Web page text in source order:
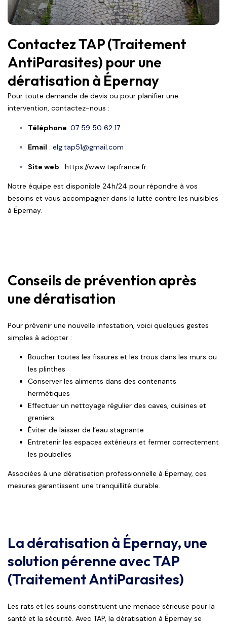
Contactez TAP (Traitement
AntiParasites) pour une
dératisation à Épernay
Pour toute demande de devis ou pour planifier une
intervention, contactez-nous :
Téléphone :07 59 50 62 17
Email : elg.tap51@gmail.com
Site web : https://www.tapfrance.fr
Notre équipe est disponible 24h/24 pour répondre à vos
besoins et vous accompagner dans la lutte contre les nuisibles
à Épernay.
Conseils de prévention après
une dératisation
Pour prévenir une nouvelle infestation, voici quelques gestes
simples à adopter :
Boucher toutes les fissures et les trous dans les murs ou
les plinthes
Conserver les aliments dans des contenants
hermétiques
Effectuer un nettoyage régulier des caves, cuisines et
greniers
Éviter de laisser de l’eau stagnante
Entretenir les espaces extérieurs et fermer correctement
les poubelles
Associées à une dératisation professionnelle à Épernay, ces
mesures garantissent une tranquillité durable.
La dératisation à Épernay, une
solution pérenne avec TAP
(Traitement AntiParasites)
Les rats et les souris constituent une menace sérieuse pour la
santé et la sécurité. Avec TAP, la dératisation à Épernay se